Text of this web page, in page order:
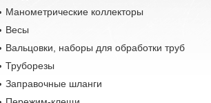
Манометрические коллекторы
Весы
Вальцовки, наборы для обработки труб
Труборезы
Заправочные шланги